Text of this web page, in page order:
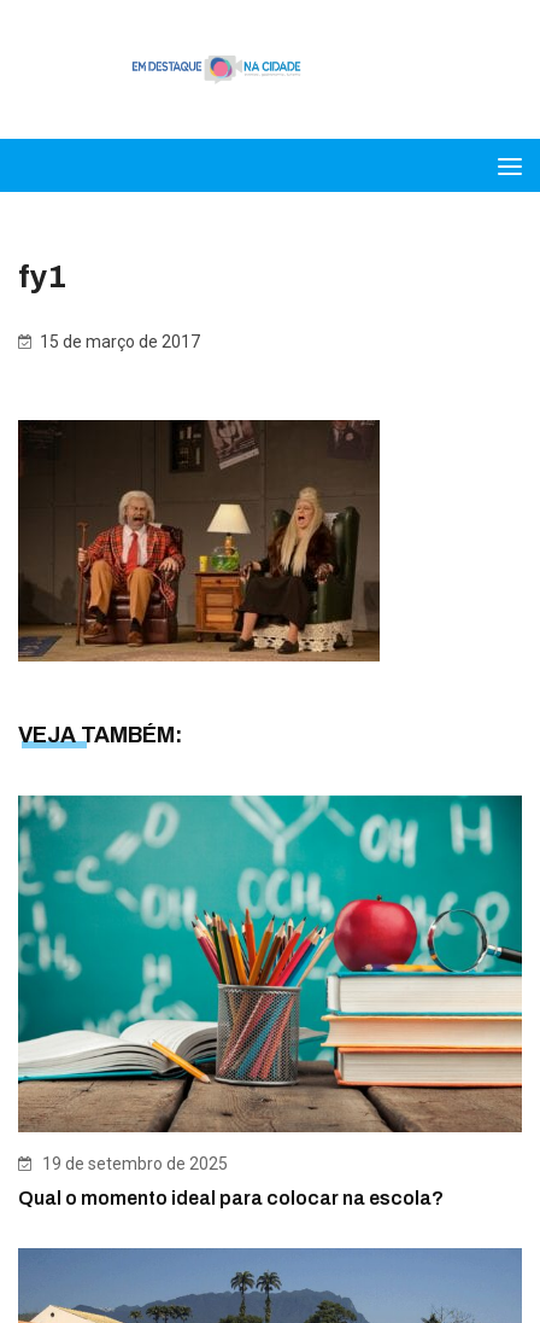
fy1
15 de março de 2017
VEJA TAMBÉM:
19 de setembro de 2025
Qual o momento ideal para colocar na escola?